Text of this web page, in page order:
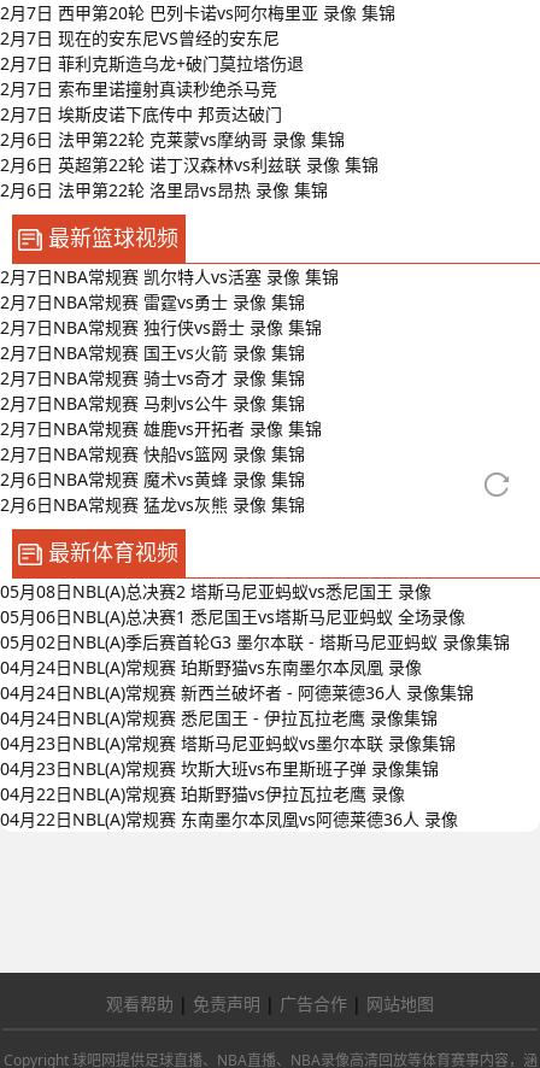
2月7日 西甲第20轮 巴列卡诺vs阿尔梅里亚 录像 集锦
2月7日 现在的安东尼VS曾经的安东尼
2月7日 菲利克斯造乌龙+破门莫拉塔伤退
2月7日 索布里诺撞射真读秒绝杀马竞
2月7日 埃斯皮诺下底传中 邦贡达破门
2月6日 法甲第22轮 克莱蒙vs摩纳哥 录像 集锦
2月6日 英超第22轮 诺丁汉森林vs利兹联 录像 集锦
2月6日 法甲第22轮 洛里昂vs昂热 录像 集锦
最新篮球视频
2月7日NBA常规赛 凯尔特人vs活塞 录像 集锦
2月7日NBA常规赛 雷霆vs勇士 录像 集锦
2月7日NBA常规赛 独行侠vs爵士 录像 集锦
2月7日NBA常规赛 国王vs火箭 录像 集锦
2月7日NBA常规赛 骑士vs奇才 录像 集锦
2月7日NBA常规赛 马刺vs公牛 录像 集锦
2月7日NBA常规赛 雄鹿vs开拓者 录像 集锦
2月7日NBA常规赛 快船vs篮网 录像 集锦
2月6日NBA常规赛 魔术vs黄蜂 录像 集锦
2月6日NBA常规赛 猛龙vs灰熊 录像 集锦
最新体育视频
05月08日NBL(A)总决赛2 塔斯马尼亚蚂蚁vs悉尼国王 录像
05月06日NBL(A)总决赛1 悉尼国王vs塔斯马尼亚蚂蚁 全场录像
05月02日NBL(A)季后赛首轮G3 墨尔本联 - 塔斯马尼亚蚂蚁 录像集锦
04月24日NBL(A)常规赛 珀斯野猫vs东南墨尔本凤凰 录像
04月24日NBL(A)常规赛 新西兰破坏者 - 阿德莱德36人 录像集锦
04月24日NBL(A)常规赛 悉尼国王 - 伊拉瓦拉老鹰 录像集锦
04月23日NBL(A)常规赛 塔斯马尼亚蚂蚁vs墨尔本联 录像集锦
04月23日NBL(A)常规赛 坎斯大班vs布里斯班子弹 录像集锦
04月22日NBL(A)常规赛 珀斯野猫vs伊拉瓦拉老鹰 录像
04月22日NBL(A)常规赛 东南墨尔本凤凰vs阿德莱德36人 录像
观看帮助 | 免责声明 | 广告合作 | 网站地图
Copyright 球吧网提供足球直播、NBA直播、NBA录像高清回放等体育赛事内容，涵